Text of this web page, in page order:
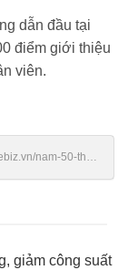
dẫn đầu tại
điểm giới thiệu
viên.
nam-50-thi-
giảm công suất